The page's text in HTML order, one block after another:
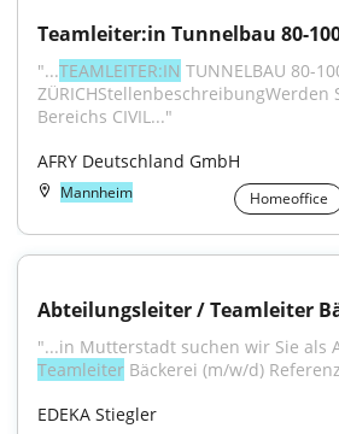
Teamleiter:in Tunnelbau 80-
"...TEAMLEITER:IN TUNNELBAU 80-
ZÜRICHStellenbeschreibungWerden
Bereichs CIVIL..."
AFRY Deutschland GmbH
Mannheim Homeoffice
Abteilungsleiter / Teamleiter
Teamleiter Bäckerei (m/w/d)
EDEKA Stiegler